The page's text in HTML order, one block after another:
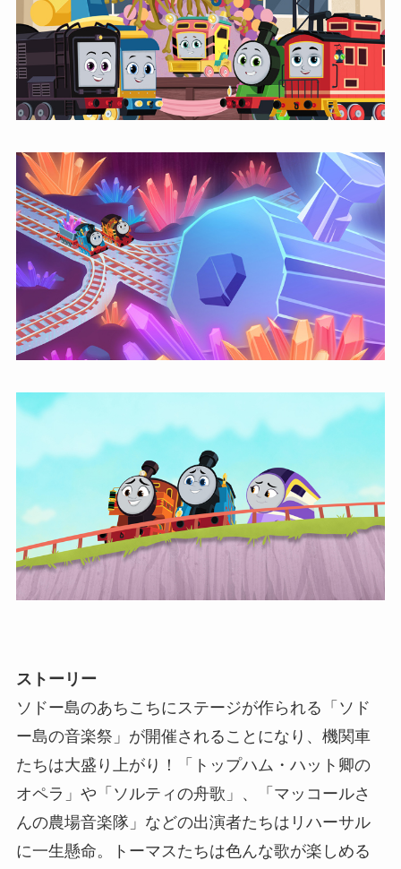
ストーリー
ソドー島のあちこちにステージが作られる「ソド
ー島の音楽祭」が開催されることになり、機関車
たちは大盛り上がり！「トップハム・ハット卿の
オペラ」や「ソルティの舟歌」、「マッコールさ
んの農場音楽隊」などの出演者たちはリハーサル
に一生懸命。トーマスたちは色んな歌が楽しめる